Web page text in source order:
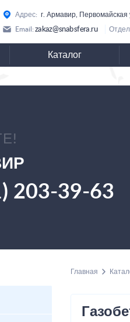
Адрес: г. Армавир, Первомайская
Email: zakaz@snabsfera.ru
Каталог
203-39-63
Главная